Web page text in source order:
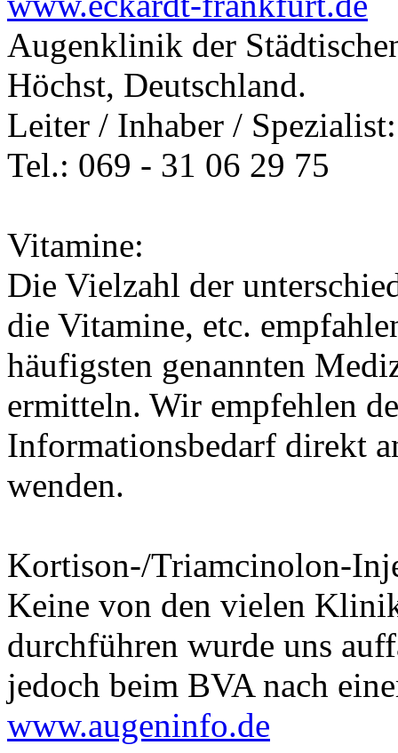
Augenklinik der
Höchst, Deutschland.
Leiter / Inhaber /
Tel.: 069 - 31 06 29 75
Vitamine:
Die Vielzahl der
die Vitamine, etc.
häufigsten genannten
ermitteln. Wir empfehlen
Informationsbedarf direkt
wenden.
Kortison-/Triamcinolon-
Keine von den vielen
durchführen wurde uns
jedoch beim BVA nach
www.augeninfo.de